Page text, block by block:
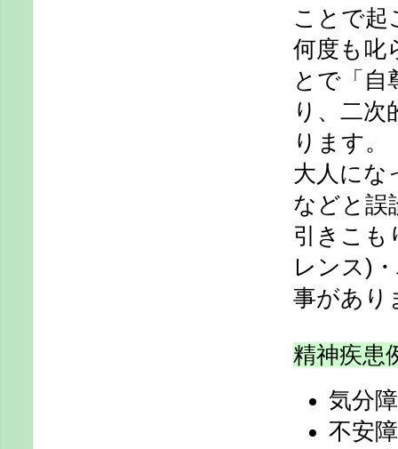
ことで起
何度も叱
とで「自
り、二次
ります。
大人にな
などと誤
引きこも
レンス)
事があり
精神疾患
気分
不安